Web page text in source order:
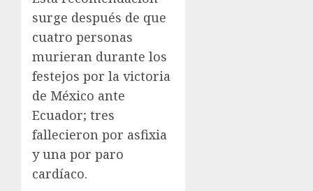
surge después de que
cuatro personas
murieran durante los
festejos por la victoria
de México ante
Ecuador; tres
fallecieron por asfixia
y una por paro
cardíaco.